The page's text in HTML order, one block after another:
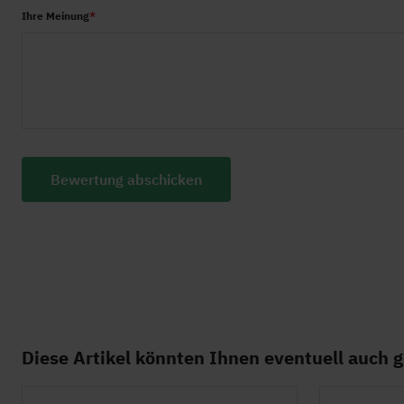
Ihre Meinung
Bewertung abschicken
Diese Artikel könnten Ihnen eventuell auch